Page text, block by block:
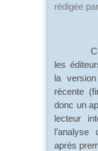
rédigée par
les
la
récente
donc un
lecteur
après